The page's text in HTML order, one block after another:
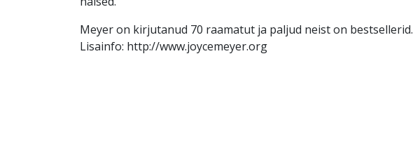
Meyer on kirjutanud 70 raamatut ja paljud neist on bestsellerid.
Lisainfo: http://www.joycemeyer.org